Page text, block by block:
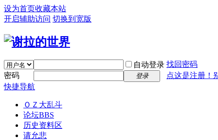
设为首页收藏本站
开启辅助访问 切换到宽版
自动登录 找回密码
密码
登录
点这是注册！
快捷导航
ＯＺ大乱斗
论坛BBS
历史资料区
请允悲